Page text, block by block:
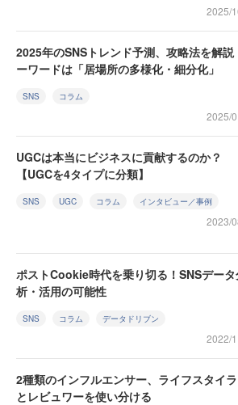
2025/
2025年のSNSトレンド予測、攻略法を解説
ーワードは「居場所の多様化・細分化」
SNS コラム
2025/
UGCは本当にビジネスに貢献するのか？
【UGCを4タイプに分類】
SNS UGC コラム インタビュー／事例
2023/
ポストCookie時代を乗り切る！SNSデー
析・活用の可能性
SNS コラム データドリブン
2022/
2種類のインフルエンサー、ライフスタイ
とレビュワーを使い分ける